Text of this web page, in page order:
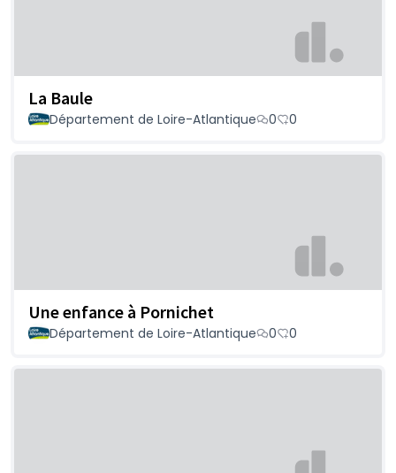
La Baule
Département de Loire-Atlantique 0 0
Une enfance à Pornichet
Département de Loire-Atlantique 0 0